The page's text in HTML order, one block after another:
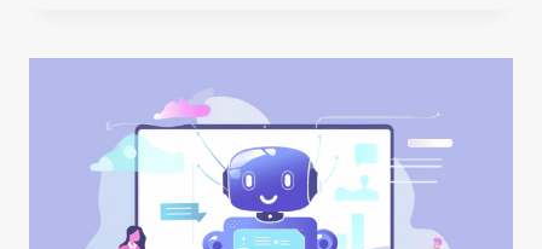
MEJORA
LA
COMPRENSIÓN
LECTORA